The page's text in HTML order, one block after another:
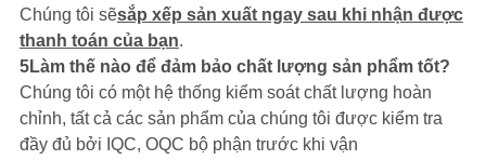
Chúng tôi sẽsắp xếp sản xuất ngay sau khi nhận được
thanh toán của bạn.
5Làm thế nào để đảm bảo chất lượng sản phẩm tốt?
Chúng tôi có một hệ thống kiểm soát chất lượng hoàn
chỉnh, tất cả các sản phẩm của chúng tôi được kiểm tra
đầy đủ bởi IQC, OQC bộ phận trước khi vận